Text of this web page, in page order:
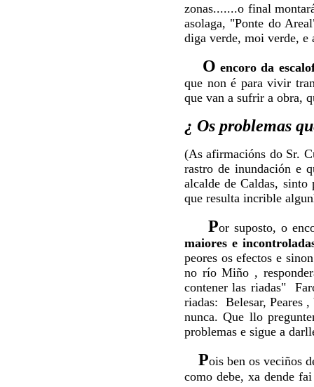
zonas.......o final
asolaga, "Ponte do
diga verde, moi verde, e
O encoro da
que non é para vivir
que van a sufrir a obra,
¿ Os problemas
(As afirmacións do Sr.
rastro de inundación e
alcalde de Caldas, sinto
que resulta incrible
Por suposto, o
maiores e
peores os efectos e
no río Miño ,
contener las riadas"
riadas: Belesar, Peares
nunca. Que llo
problemas e sigue a
Pois ben os veciños
como debe, xa dende